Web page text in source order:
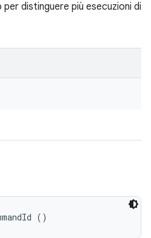
distinguere più esecuzioni di
()